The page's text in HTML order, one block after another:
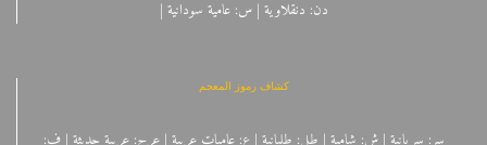
دن: دنقلاوية | س: عامية سودانية |
كشاف رموز المعجم